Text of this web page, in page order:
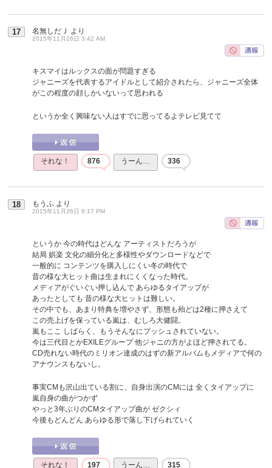
17 名無しだＪ より
2015年11月26日 3:42 AM
キスマイはルックスの面が問題すぎる
ジャニーズを代表するアイドルとして紹介されたら、ジャニーズ全体
がこの程度の顔しかいないって思われる
というか全く興味ない人はすでに思ってるよテレビ見てて
それな！ 876 うーん… 336
18 もうふ より
2015年11月26日 6:17 PM
というか 今の時代はどんな アーティストだろうが
結局 娯楽 文化の細分化と多様性やダウンロードなどで
一般的に コンテンツを購入しにくい冬の時代で
昔の様な大ヒット曲は生まれにくくなった時代。
メディアがぐいぐい押し込んで あらゆるタイアップが
あったとしても 昔の様な大ヒットは難しい。
その中でも、あまり特典を増やさず、形態も殆どは2種に押さえて
この売上げを保っている嵐は、むしろ大健闘。
嵐もここ しばらく、もうそんなにプッシュされていない。
今は三代目とかEXILEグループ 他ジャニの方がよほど押されてる。
CD売れない時代のミリオン達成のはずの新アルバムもメディアで何の
アナウンスもないし。
事実CMも沢山出ている割に、自身出演のCMには 全くタイアップに
嵐自身の曲がつかず
やっと3年ぶりのCMタイアップ曲が ゼクシィ
今後もどんどん あらゆる形で落し下げられていく
それな！ 197 うーん… 315